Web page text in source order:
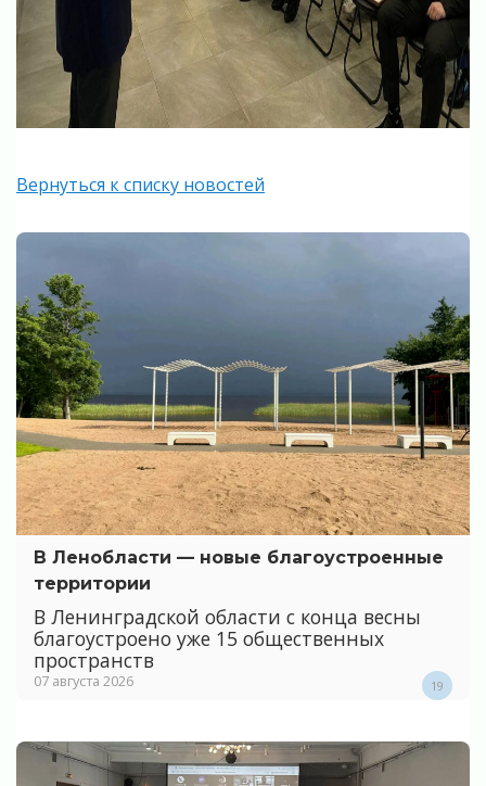
Вернуться к списку новостей
В Ленобласти — новые благоустроенные
территории
В Ленинградской области с конца весны
благоустроено уже 15 общественных
пространств
07 августа 2026 19